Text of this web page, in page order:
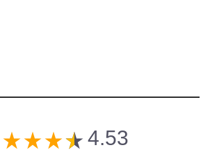
star_rate star_rate star_ratestar_rate 4.53